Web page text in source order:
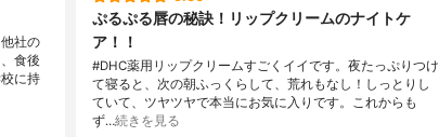
社の
食後
に持
ぷるぷる唇の秘訣！リップクリームのナイトケ
ア！！
#DHC薬用リップクリームすごくイイです。夜たっぷりつけ
て寝ると、次の朝ふっくらして、荒れもなし！しっとりし
ていて、ツヤツヤで本当にお気に入りです。これからも
ず…続きを見る